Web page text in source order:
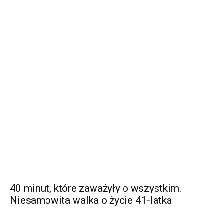
40 minut, które zaważyły o wszystkim.
Niesamowita walka o życie 41-latka